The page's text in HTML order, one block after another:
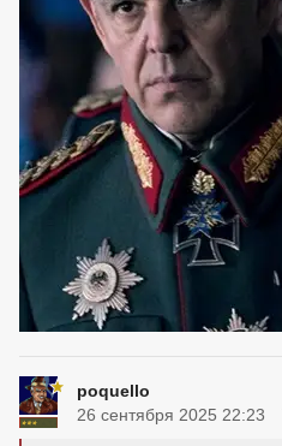
poquello
26 сентября 2025 22:23